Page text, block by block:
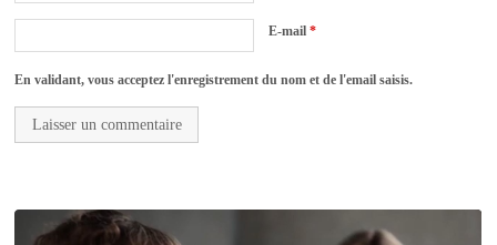
E-mail*
En validant, vous acceptez l'enregistrement du nom et de l'email saisis.